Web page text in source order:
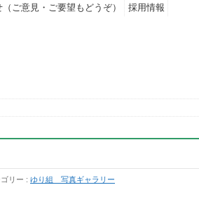
ご意見・ご要望もどうぞ） 採用情報
リー : ゆり組 写真ギャラリー